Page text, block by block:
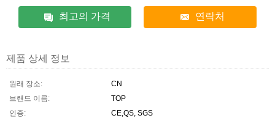
최고의 가격 연락처
제품 상세 정보
원래 장소:
CN
브랜드 이름:
TOP
인증:
CE,QS, SGS